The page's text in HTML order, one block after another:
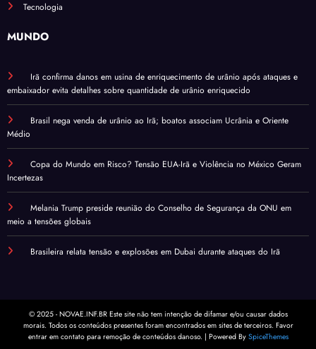
Tecnologia
MUNDO
Irã confirma danos em usina de enriquecimento de urânio após ataques e
embaixador evita detalhes sobre quantidade de urânio enriquecido
Brasil nega venda de urânio ao Irã; boatos associam Ucrânia e Oriente
Médio
Copa do Mundo em Risco? Tensão EUA-Irã e Violência no México Geram
Incertezas
Melania Trump preside reunião do Conselho de Segurança da ONU em
meio a tensões globais
Brasileira relata tensão e explosões em Dubai durante ataques do Irã
© 2025 - NOVAE.INF.BR Este site não tem intenção de difamar e/ou causar dados
morais. Todos os conteúdos presentes foram encontrados em sites de terceiros. Favor
entrar em contato para remoção de conteúdos danoso. | Powered By SpiceThemes